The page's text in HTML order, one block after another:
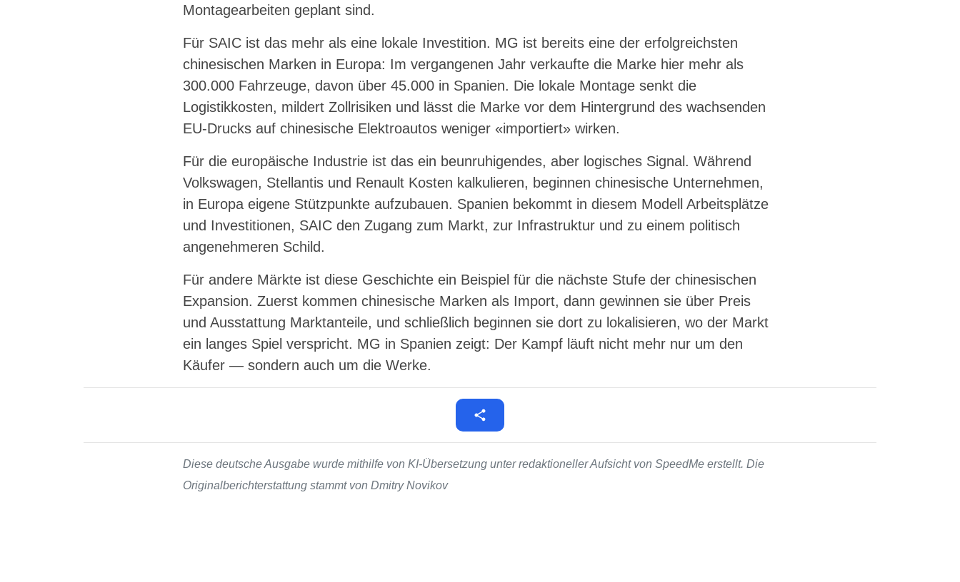
Montagearbeiten geplant sind.
Für SAIC ist das mehr als eine lokale Investition. MG ist bereits eine der erfolgreichsten
chinesischen Marken in Europa: Im vergangenen Jahr verkaufte die Marke hier mehr als
300.000 Fahrzeuge, davon über 45.000 in Spanien. Die lokale Montage senkt die
Logistikkosten, mildert Zollrisiken und lässt die Marke vor dem Hintergrund des wachsenden
EU-Drucks auf chinesische Elektroautos weniger «importiert» wirken.
Für die europäische Industrie ist das ein beunruhigendes, aber logisches Signal. Während
Volkswagen, Stellantis und Renault Kosten kalkulieren, beginnen chinesische Unternehmen,
in Europa eigene Stützpunkte aufzubauen. Spanien bekommt in diesem Modell Arbeitsplätze
und Investitionen, SAIC den Zugang zum Markt, zur Infrastruktur und zu einem politisch
angenehmeren Schild.
Für andere Märkte ist diese Geschichte ein Beispiel für die nächste Stufe der chinesischen
Expansion. Zuerst kommen chinesische Marken als Import, dann gewinnen sie über Preis
und Ausstattung Marktanteile, und schließlich beginnen sie dort zu lokalisieren, wo der Markt
ein langes Spiel verspricht. MG in Spanien zeigt: Der Kampf läuft nicht mehr nur um den
Käufer — sondern auch um die Werke.
Diese deutsche Ausgabe wurde mithilfe von KI-Übersetzung unter redaktioneller Aufsicht von SpeedMe erstellt. Die
Originalberichterstattung stammt von Dmitry Novikov